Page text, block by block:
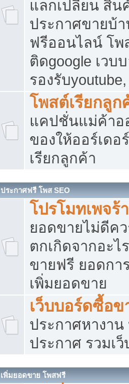
แลกเปลี่ยน สิน
ประกาศขายบ้
ฟรีออนไลน์ โพ
ติดgoogle เวบ
รองรับ
โพสต์เรียกลูก
แคปชั่นแม่ค้าอ
ของให้ออร์เดอ
เรียกลูกค้า
ประกาศฟรี โพส SEO
โปรโมทเพจร้
ยอดขายไม่ดีค
ตกเกิดจากอะไ
ขายฟรี ยอดกา
เพิ่มยอดขาย
เว็บบอร์ดซื้อข
ประกาศหางาน
ประกาศ รวมเ
เพิ่มยอดขาย โพสฟรี